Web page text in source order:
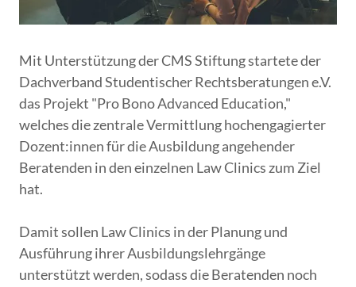
Mit Unterstützung der CMS Stiftung startete der
Dachverband Studentischer Rechtsberatungen e.V.
das Projekt "Pro Bono Advanced Education,"
welches die zentrale Vermittlung hochengagierter
Dozent:innen für die Ausbildung angehender
Beratenden in den einzelnen Law Clinics zum Ziel
hat.
Damit sollen Law Clinics in der Planung und
Ausführung ihrer Ausbildungslehrgänge
unterstützt werden, sodass die Beratenden noch